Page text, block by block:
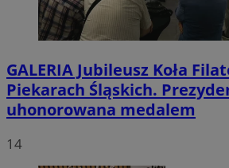
GALERIA Jubileusz Koła
Piekarach Śląskich.
uhonorowana medalem
14